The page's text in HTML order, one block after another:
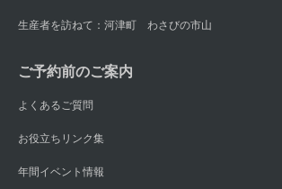
生産者を訪ねて：河津町 わさびの市山
ご予約前のご案内
よくあるご質問
お役立ちリンク集
年間イベント情報